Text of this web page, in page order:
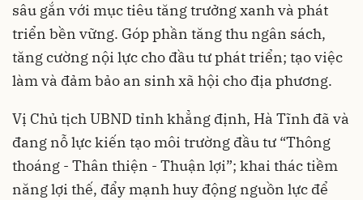
sâu gắn với mục tiêu tăng trưởng xanh và phát
triển bền vững. Góp phần tăng thu ngân sách,
tăng cường nội lực cho đầu tư phát triển; tạo việc
làm và đảm bảo an sinh xã hội cho địa phương.
Vị Chủ tịch UBND tỉnh khẳng định, Hà Tĩnh đã và
đang nỗ lực kiến tạo môi trường đầu tư “Thông
thoáng - Thân thiện - Thuận lợi”; khai thác tiềm
năng lợi thế, đẩy mạnh huy động nguồn lực để